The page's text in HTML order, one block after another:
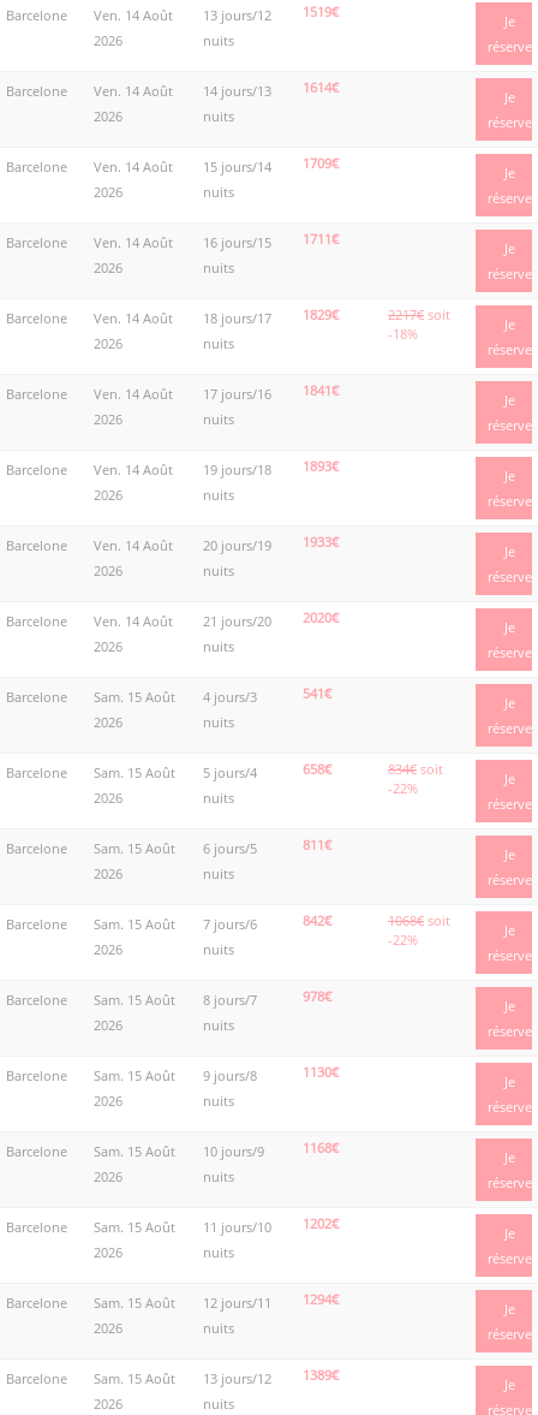
Barcelone
Ven. 14 Août
2026
13 jours/12
nuits
1519€
Je
réserve
Barcelone
Ven. 14 Août
2026
14 jours/13
nuits
1614€
Je
réserve
Barcelone
Ven. 14 Août
2026
15 jours/14
nuits
1709€
Je
réserve
Barcelone
Ven. 14 Août
2026
16 jours/15
nuits
1711€
Je
réserve
Barcelone
Ven. 14 Août
2026
18 jours/17
nuits
1829€ 2217€ soit
-18%
Je
réserve
Barcelone
Ven. 14 Août
2026
17 jours/16
nuits
1841€
Je
réserve
Barcelone
Ven. 14 Août
2026
19 jours/18
nuits
1893€
Je
réserve
Barcelone
Ven. 14 Août
2026
20 jours/19
nuits
1933€
Je
réserve
Barcelone
Ven. 14 Août
2026
21 jours/20
nuits
2020€
Je
réserve
Barcelone
Sam. 15 Août
2026
4 jours/3
nuits
541€
Je
réserve
Barcelone
Sam. 15 Août
2026
5 jours/4
nuits
658€ 834€ soit
-22%
Je
réserve
Barcelone
Sam. 15 Août
2026
6 jours/5
nuits
811€
Je
réserve
Barcelone
Sam. 15 Août
2026
7 jours/6
nuits
842€ 1068€ soit
-22%
Je
réserve
Barcelone
Sam. 15 Août
2026
8 jours/7
nuits
978€
Je
réserve
Barcelone
Sam. 15 Août
2026
9 jours/8
nuits
1130€
Je
réserve
Barcelone
Sam. 15 Août
2026
10 jours/9
nuits
1168€
Je
réserve
Barcelone
Sam. 15 Août
2026
11 jours/10
nuits
1202€
Je
réserve
Barcelone
Sam. 15 Août
2026
12 jours/11
nuits
1294€
Je
réserve
Barcelone
Sam. 15 Août
2026
13 jours/12
nuits
1389€
Je
réserve